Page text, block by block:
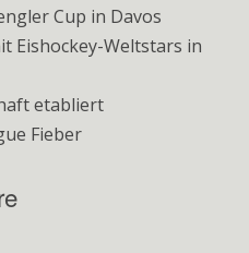
Cup in Davos
Eishockey-Weltstars in
etabliert
Fieber